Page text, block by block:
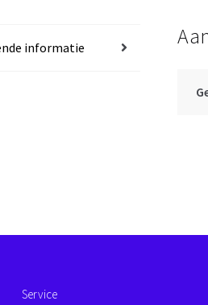
informatie
Service